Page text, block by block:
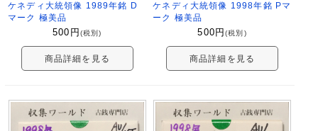
ケネディ大統領像 1989年銘 D
マーク 極美品
500 円 (税別)
商品詳細を見る
ケネディ大統領像 1998年銘 Pマ
ーク 極美品
500 円(税別)
商品詳細を見る